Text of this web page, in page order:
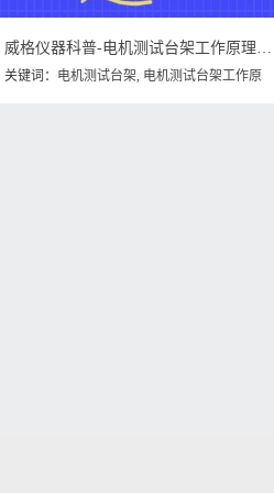
威格仪器科普-电机测试台架工作原理是什么
关键词： 电机测试台架, 电机测试台架工作原